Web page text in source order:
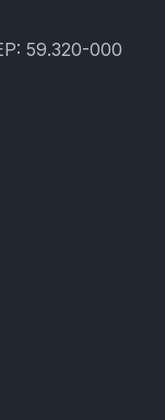
59.320-000